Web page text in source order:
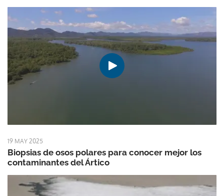
19 MAY 2025
Biopsias de osos polares para conocer mejor los
contaminantes del Ártico